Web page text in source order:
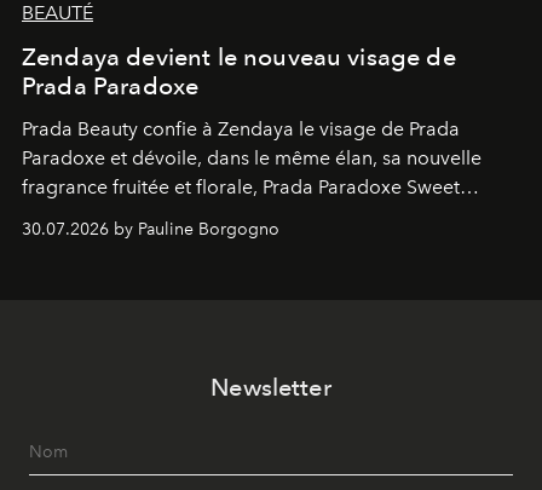
BEAUTÉ
Zendaya devient le nouveau visage de
Prada Paradoxe
Prada Beauty confie à Zendaya le visage de Prada
Paradoxe et dévoile, dans le même élan, sa nouvelle
fragrance fruitée et florale, Prada Paradoxe Sweet
Chemistry Eau de Parfum.
30.07.2026 by Pauline Borgogno
Newsletter